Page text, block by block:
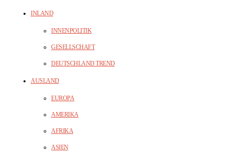
INLAND
INNENPOLITIK
GESELLSCHAFT
DEUTSCHLAND TREND
AUSLAND
EUROPA
AMERIKA
AFRIKA
ASIEN